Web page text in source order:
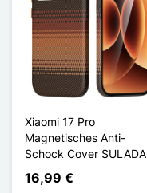
Xiaomi 17 Pro
Magnetisches Anti-
Schock Cover SULADA
16,99 €